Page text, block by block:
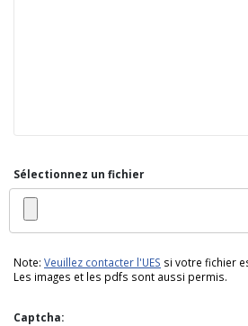
Sélectionnez un fichier
Note: Veuillez contacter l'UES si votre fichier
Les images et les pdfs sont aussi permis.
Captcha: